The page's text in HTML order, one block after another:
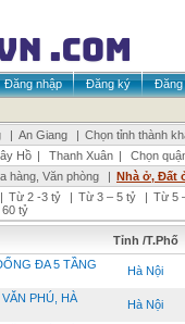
Đăng nhập Đăng ký
Đăng
| An Giang | Chọn tỉnh thành
Hồ | Thanh Xuân |
Chọn
hàng, Văn phòng | Nhà ở, Đất
| Từ 2 -3 tỷ | Từ 3 – 5 tỷ | Từ 5
tỷ
Tỉnh /T.Phố
ĐA 5 TẦNG
Hà Nội
PHÚ, HÀ
Hà Nội